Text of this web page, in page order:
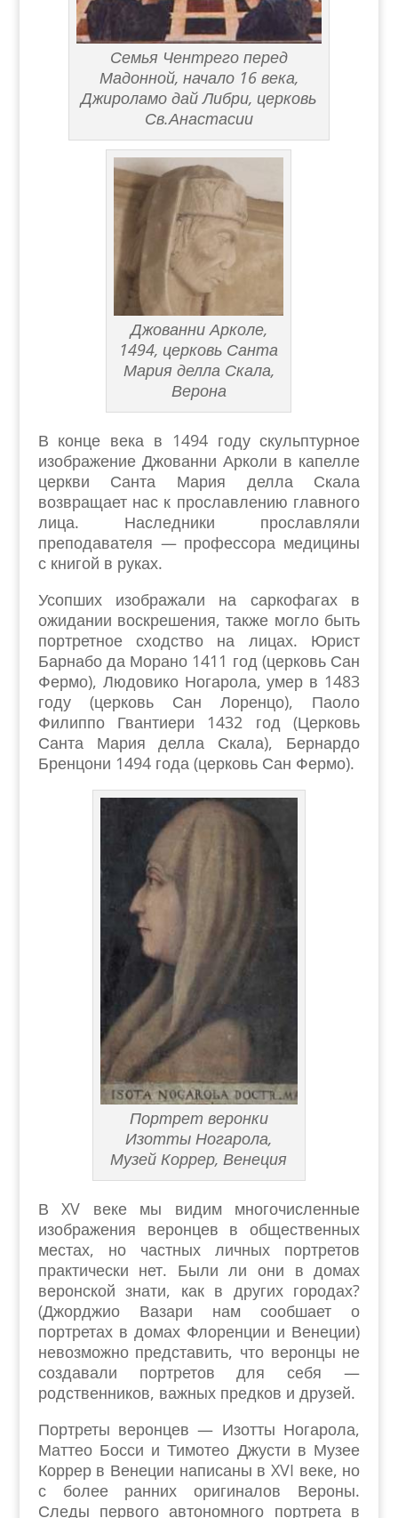
Семья Чентрего перед
Мадонной, начало 16 века,
Джироламо дай Либри, церковь
Св.Анастасии
Джованни Арколе,
1494, церковь Санта
Мария делла Скала,
Верона
В конце века в 1494 году скульптурное
изображение Джованни Арколи в капелле
церкви Санта Мария делла Скала
возвращает нас к прославлению главного
лица. Наследники прославляли
преподавателя — профессора медицины
с книгой в руках.
Усопших изображали на саркофагах в
ожидании воскрешения, также могло быть
портретное сходство на лицах. Юрист
Барнабо да Морано 1411 год (церковь Сан
Фермо), Людовико Ногарола, умер в 1483
году (церковь Сан Лоренцо), Паоло
Филиппо Гвантиери 1432 год (Церковь
Санта Мария делла Скала), Бернардо
Бренцони 1494 года (церковь Сан Фермо).
Портрет веронки
Изотты Ногарола,
Музей Коррер, Венеция
В XV веке мы видим многочисленные
изображения веронцев в общественных
местах, но частных личных портретов
практически нет. Были ли они в домах
веронской знати, как в других городах?
(Джорджио Вазари нам сообшает о
портретах в домах Флоренции и Венеции)
невозможно представить, что веронцы не
создавали портретов для себя —
родственников, важных предков и друзей.
Портреты веронцев — Изотты Ногарола,
Маттео Босси и Тимотео Джусти в Музее
Коррер в Венеции написаны в XVI веке, но
с более ранних оригиналов Вероны.
Следы первого автономного портрета в